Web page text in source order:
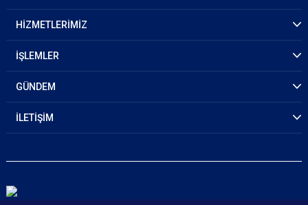
HİZMETLERİMİZ
İŞLEMLER
GÜNDEM
İLETİŞİM